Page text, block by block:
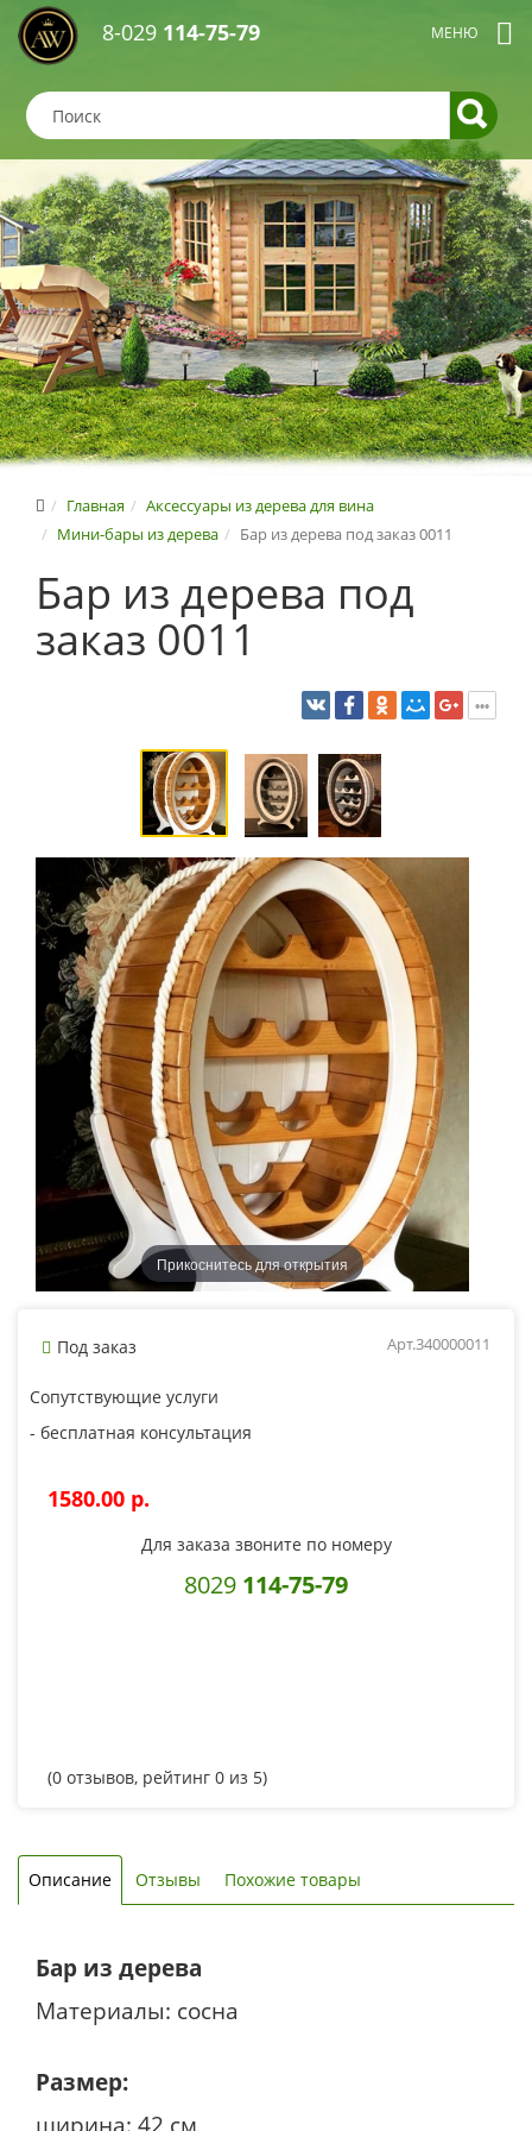
8-029 114-75-79
Главная
Аксессуары из дерева для вина
Мини-бары из дерева
Бар из дерева под заказ 0011
Бар из дерева под
заказ 0011
Прикоснитесь для открытия
Под заказ Арт.340000011
Сопутствующие услуги
- бесплатная консультация
1580.00 p.
Для заказа звоните по номеру
8029 114-75-79
(0 отзывов, рейтинг 0 из 5)
Описание Отзывы Похожие товары
Бар из дерева
Материалы: сосна
Размер:
ширина: 42 см